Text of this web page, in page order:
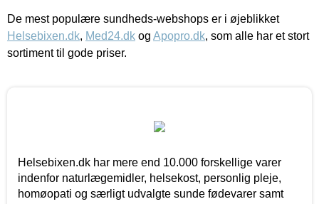
De mest populære sundheds-webshops er i øjeblikket
Helsebixen.dk, Med24.dk og Apopro.dk, som alle har et stort
sortiment til gode priser.
Helsebixen.dk har mere end 10.000 forskellige varer
indenfor naturlægemidler, helsekost, personlig pleje,
homøopati og særligt udvalgte sunde fødevarer samt